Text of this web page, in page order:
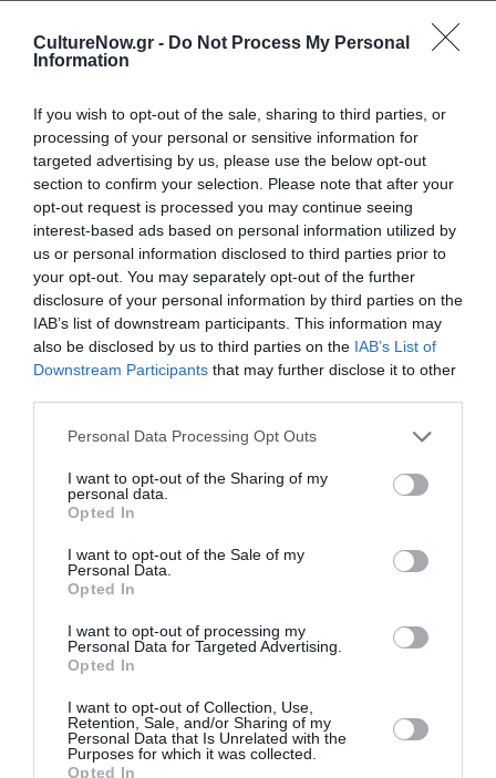
CultureNow.gr - Do Not Process My Personal
Information
If you wish to opt-out of the sale, sharing to third parties, or
processing of your personal or sensitive information for
targeted advertising by us, please use the below opt-out
section to confirm your selection. Please note that after your
opt-out request is processed you may continue seeing
interest-based ads based on personal information utilized by
us or personal information disclosed to third parties prior to
your opt-out. You may separately opt-out of the further
disclosure of your personal information by third parties on the
IAB’s list of downstream participants. This information may
also be disclosed by us to third parties on the IAB’s List of
Downstream Participants that may further disclose it to other
Personal Data Processing Opt Outs
I want to opt-out of the Sharing of my
personal data.
Opted In
I want to opt-out of the Sale of my
Personal Data.
Opted In
I want to opt-out of processing my
Personal Data for Targeted Advertising.
Opted In
I want to opt-out of Collection, Use,
Retention, Sale, and/or Sharing of my
Personal Data that Is Unrelated with the
Purposes for which it was collected.
Opted In
ρομποτική και οι τηλεπικοινωνίες συνεργάζονται για
να κάνουν την οδήγηση του μέλλοντος… έξυπνη!
ανταλλάσσουν πληροφορίες, τα παιδιά αναγνωρίζουν
σήματα κυκλοφορίας, αποφεύγουν εμπόδια και
κινούνται με ασφάλεια σε προσομοιωμένες συνθήκες
δρόμου.
«Εφευρέσεις που ένωσαν τον κόσμο μας»
(11:00–12:30 & 13:00–14:30 | 7–12 ετών)
Ένα εικαστικό εργαστήριο όπου τα παιδιά γνωρίζουν
τις σημαντικότερες εφευρέσεις των τηλεπικοινωνιών
που διαμόρφωσαν τον κόσμο μας όπως τον γνωρίζουμε
σήμερα και αποτυπώνουν σε καμβά τις σκέψεις και τα
συναισθήματά τους για την ανθρώπινη σύνδεση.
Ομαδική Ξενάγηση
(14:30–15:30 | ενήλικες & παιδιά άνω των 10
ετών)
Ένα διαδραστικό ταξίδι, όπου οι επισκέπτες γνωρίζουν
σημαντικούς σταθμούς από τις πρώτες μορφές
τεχνολογίες, ανακαλύπτοντας πώς οι τηλεπικοινωνίες
εξελίσσονται διαρκώς.
Δράσεις για τα παιδιά του «Χαμόγελου του
Παιδιού» και του «Κέντρου Αγάπης Ελευσίνας»